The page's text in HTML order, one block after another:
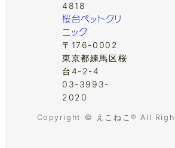
4818
桜台ペットクリ
ニック
〒176-0002
東京都練馬区桜
台4-2-4
03-3993-
2020
Copyright © えこねこ® All